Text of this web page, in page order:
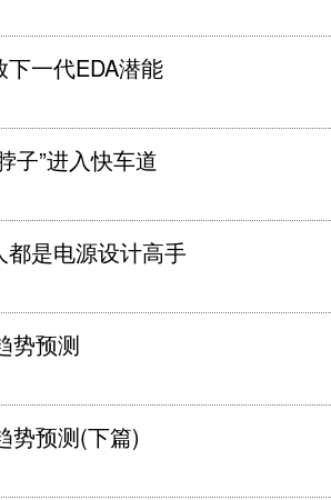
一代EDA潜能
子”进入快车道
是电源设计高手
势预测
势预测(下篇)